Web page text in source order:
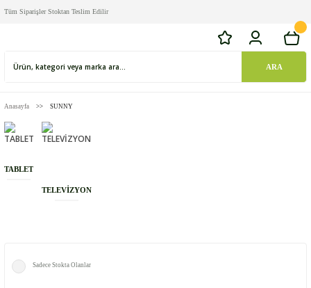
Tüm Siparişler Stoktan Teslim Edilir
ARA
Anasayfa SUNNY
TABLET
TELEVİZYON
Sadece Stokta Olanlar